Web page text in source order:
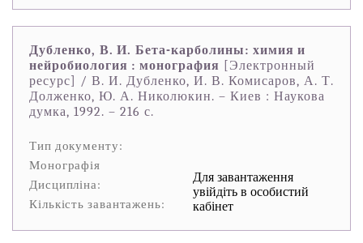
Дубленко, В. И. Бета-карболины: химия и
нейробиология : монография [Электронный
ресурс] / В. И. Дубленко, И. В. Комисаров, А. Т.
Долженко, Ю. А. Николюкин. – Киев : Наукова
думка, 1992. – 216 с.
Тип документу:
Монографія
Дисципліна:
Кількість завантажень:
Для завантаження
увійдіть в особистий
кабінет